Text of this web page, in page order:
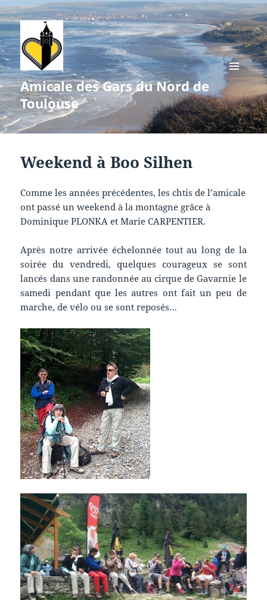
Amicale des Gars du Nord de
Toulouse
MENU
WIDGETS
Weekend à Boo Silhen
Comme les années précédentes, les chtis de l’amicale
ont passé un weekend à la montagne grâce à
Dominique PLONKA et Marie CARPENTIER.
Après notre arrivée échelonnée tout au long de la
soirée du vendredi, quelques courageux se sont
lancés dans une randonnée au cirque de Gavarnie le
samedi pendant que les autres ont fait un peu de
marche, de vélo ou se sont reposés…